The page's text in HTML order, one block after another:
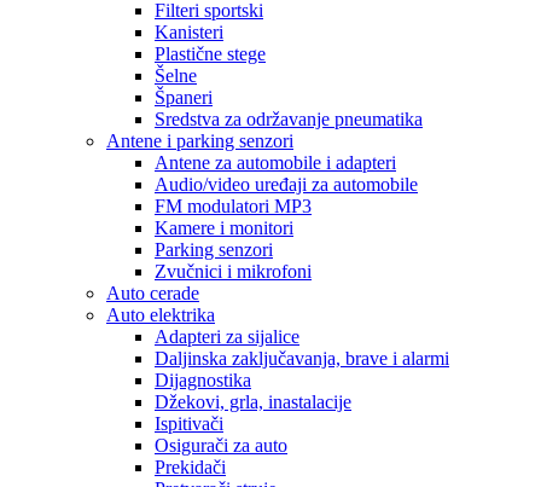
Filteri sportski
Kanisteri
Plastične stege
Šelne
Španeri
Sredstva za održavanje pneumatika
Antene i parking senzori
Antene za automobile i adapteri
Audio/video uređaji za automobile
FM modulatori MP3
Kamere i monitori
Parking senzori
Zvučnici i mikrofoni
Auto cerade
Auto elektrika
Adapteri za sijalice
Daljinska zaključavanja, brave i alarmi
Dijagnostika
Džekovi, grla, inastalacije
Ispitivači
Osigurači za auto
Prekidači